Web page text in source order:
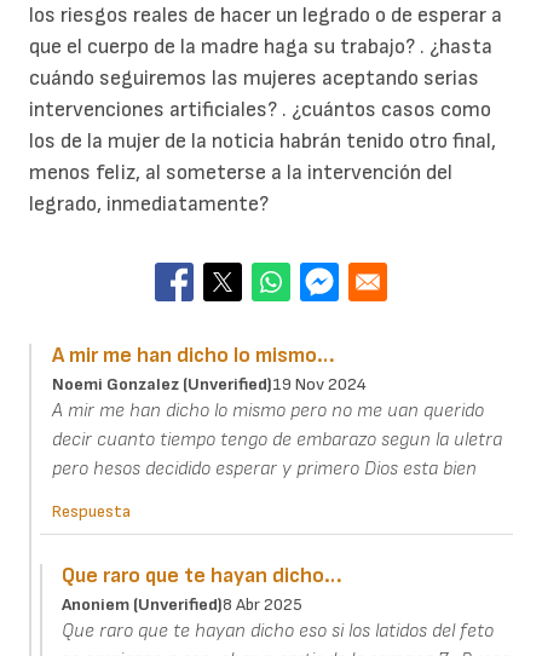
los riesgos reales de hacer un legrado o de esperar a
que el cuerpo de la madre haga su trabajo? . ¿hasta
cuándo seguiremos las mujeres aceptando serias
intervenciones artificiales? . ¿cuántos casos como
los de la mujer de la noticia habrán tenido otro final,
menos feliz, al someterse a la intervención del
legrado, inmediatamente?
A mir me han dicho lo mismo…
Noemi Gonzalez (unverified)19 Nov 2024
A mir me han dicho lo mismo pero no me uan querido
decir cuanto tiempo tengo de embarazo segun la uletra
pero hesos decidido esperar y primero Dios esta bien
Respuesta
Que raro que te hayan dicho…
Anoniem (unverified)8 Abr 2025
Que raro que te hayan dicho eso si los latidos del feto